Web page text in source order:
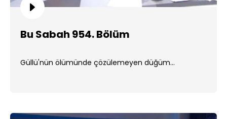
Bu Sabah 954. Bölüm
Güllü'nün ölümünde çözülemeyen düğüm...